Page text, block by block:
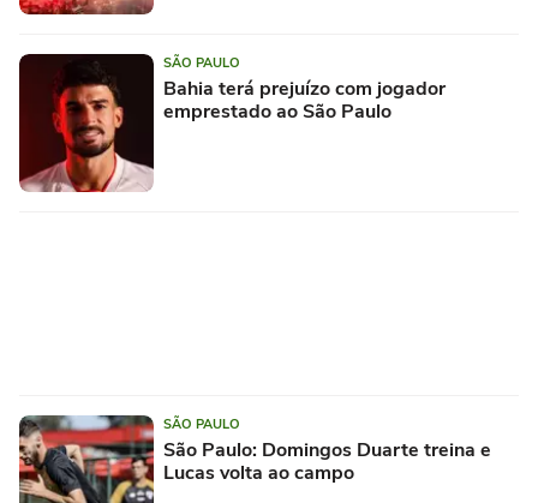
SÃO PAULO
Bahia terá prejuízo com jogador
emprestado ao São Paulo
SÃO PAULO
São Paulo: Domingos Duarte treina e
Lucas volta ao campo